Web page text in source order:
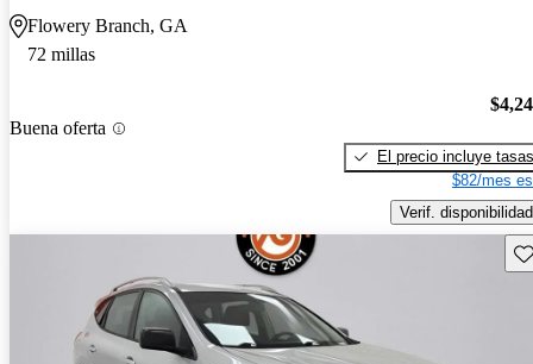
Flowery Branch, GA
72 millas
Buena oferta
El precio incluye tasas
$82/mes
Verif. disponibilidad